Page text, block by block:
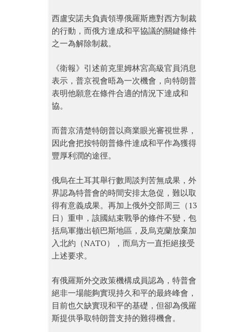
西盧安諾夫負責領導俄羅斯應對西方制裁
的行動，而俄方達成和平協議的關鍵條件
之一為解除制裁。
《衛報》引述前克里姆林宮高級官員消息
表示，普京視會晤為一次機會，向特朗普
表明他願意在條件合適的情況下達成和
協。
而普京清楚特朗普以商業眼光審視世界，
因此會把按特朗普條件達成和平作為獲得
豐厚利潤的途徑。
俄烏在土耳其舉行數周談判苦無成果，外
界認為特普會的時間安排太急促，難以取
得有意義成果。再加上俄外交部周三（13
日）重申，該國結束戰爭的條件不變，包
括烏軍撤出頓巴斯地區，及烏克蘭放棄加
入北約（NATO），而烏方一直拒絕接受
上述要求。
有俄羅斯外交政策機構成員認為，特普會
絕非一場能夠實現持久和平的最終峰會，
目前也欠缺實現和平的基礎，但卻為俄羅
斯提供爭取特朗普支持的難得機會。